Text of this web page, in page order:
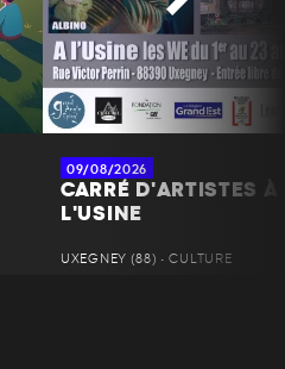
09/08/2026
CARRÉ D'ARTISTES À
L'USINE
UXEGNEY (88) • CULTURE